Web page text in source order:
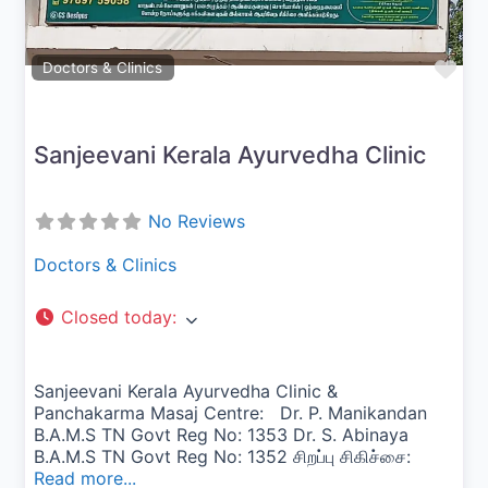
Doctors & Clinics
Sanjeevani Kerala Ayurvedha Clinic
No Reviews
Doctors & Clinics
Closed today:
Sanjeevani Kerala Ayurvedha Clinic &
Panchakarma Masaj Centre: Dr. P. Manikandan
B.A.M.S TN Govt Reg No: 1353 Dr. S. Abinaya
B.A.M.S TN Govt Reg No: 1352 சிறப்பு சிகிச்சை:
Read more...